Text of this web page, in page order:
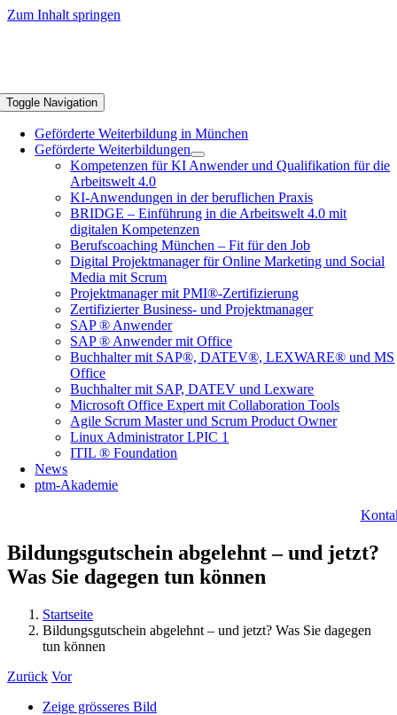
Zum Inhalt springen
Toggle Navigation
Geförderte Weiterbildung in München
Geförderte Weiterbildungen
Kompetenzen für KI Anwender und Qualifikation für die
Arbeitswelt 4.0
KI-Anwendungen in der beruflichen Praxis
BRIDGE – Einführung in die Arbeitswelt 4.0 mit
digitalen Kompetenzen
Berufscoaching München – Fit für den Job
Digital Projektmanager für Online Marketing und Social
Media mit Scrum
Projektmanager mit PMI®-Zertifizierung
Zertifizierter Business- und Projektmanager
SAP ® Anwender
SAP ® Anwender mit Office
Buchhalter mit SAP®, DATEV®, LEXWARE® und MS
Office
Buchhalter mit SAP, DATEV und Lexware
Microsoft Office Expert mit Collaboration Tools
Agile Scrum Master und Scrum Product Owner
Linux Administrator LPIC 1
ITIL ® Foundation
News
ptm-Akademie
Bildungsgutschein abgelehnt – und jetzt?
Was Sie dagegen tun können
Startseite
Bildungsgutschein abgelehnt – und jetzt? Was Sie dagegen
tun können
Zurück Vor
Zeige grösseres Bild